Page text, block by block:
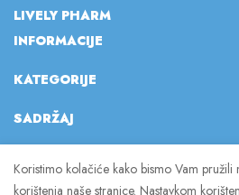
LIVELY PHARM
INFORMACIJE
KATEGORIJE
SADRŽAJ
Koristimo kolačiće kako bismo Vam pružili
korištenja naše stranice. Nastavkom